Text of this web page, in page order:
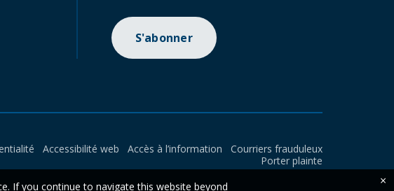
S'abonner
Accessibilité web Accès à l’information
Courriers frauduleux
Porter plainte
If you continue to navigate this website beyond
×